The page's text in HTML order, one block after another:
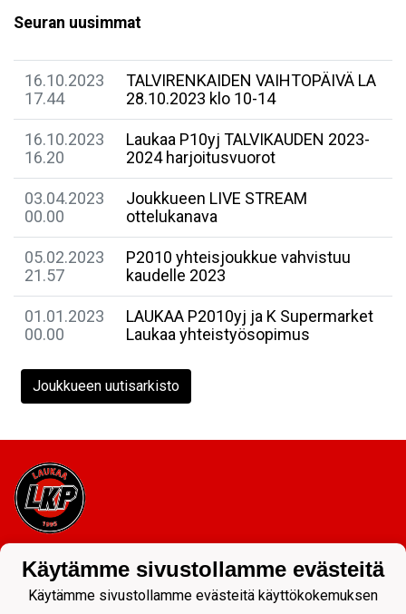
Seuran uusimmat
16.10.2023
17.44
TALVIRENKAIDEN VAIHTOPÄIVÄ LA
28.10.2023 klo 10-14
16.10.2023
16.20
Laukaa P10yj TALVIKAUDEN 2023-
2024 harjoitusvuorot
03.04.2023
00.00
Joukkueen LIVE STREAM
ottelukanava
05.02.2023
21.57
P2010 yhteisjoukkue vahvistuu
kaudelle 2023
01.01.2023
00.00
LAUKAA P2010yj ja K Supermarket
Laukaa yhteistyösopimus
Joukkueen uutisarkisto
Tietosuojaseloste
Käytämme sivustollamme evästeitä
Käytämme sivustollamme evästeitä käyttökokemuksen